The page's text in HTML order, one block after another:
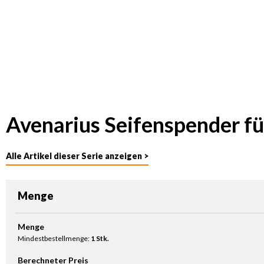
Avenarius Seifenspender
Alle Artikel dieser Serie anzeigen >
Menge
Produkt Anzahl: Gib den gewünschten Wert ein oder benutze die
Menge
Mindestbestellmenge: 1 Stk.
Berechneter Preis